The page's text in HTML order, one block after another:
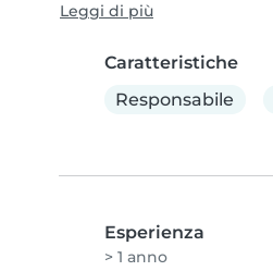
Leggi di più
Caratteristiche
Responsabile
Esperienza
> 1 anno